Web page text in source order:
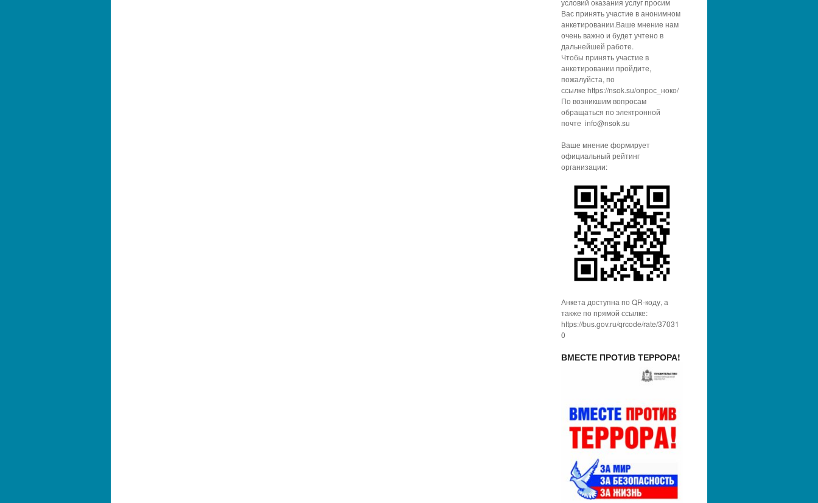
Вас принять участие в анонимном
анкетировании.Ваше мнение нам
очень важно и будет учтено в
дальнейшей работе.
Чтобы принять участие в
анкетировании пройдите,
пожалуйста, по
ссылке https://nsok.su/опрос_ноко/
По возникшим вопросам
обращаться по электронной
почте info@nsok.su
Ваше мнение формирует
официальный рейтинг
организации:
Анкета доступна по QR-коду, а
также по прямой ссылке:
https://bus.gov.ru/qrcode/rate/37031
0
ВМЕСТЕ ПРОТИВ ТЕРРОРА!